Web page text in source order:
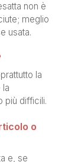
non è
meglio
usata.
la
la
più difficili.
o
e, se